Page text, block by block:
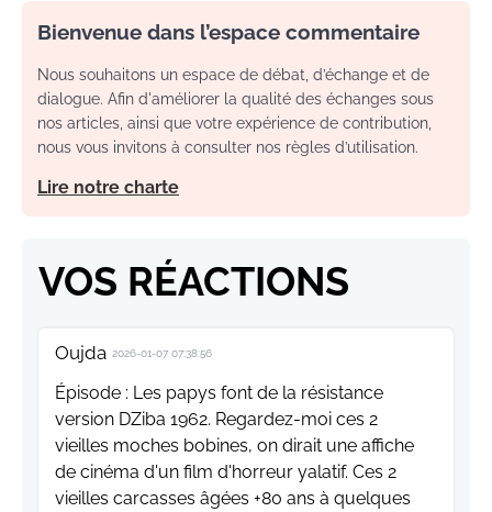
Bienvenue dans l’espace commentaire
Nous souhaitons un espace de débat, d’échange et de
dialogue. Afin d'améliorer la qualité des échanges sous
nos articles, ainsi que votre expérience de contribution,
nous vous invitons à consulter nos règles d’utilisation.
Lire notre charte
VOS RÉACTIONS
Oujda 2026-01-07 07:38:56
Épisode : Les papys font de la résistance
version DZiba 1962. Regardez-moi ces 2
vieilles moches bobines, on dirait une affiche
de cinéma d'un film d'horreur yalatif. Ces 2
vieilles carcasses âgées +80 ans à quelques